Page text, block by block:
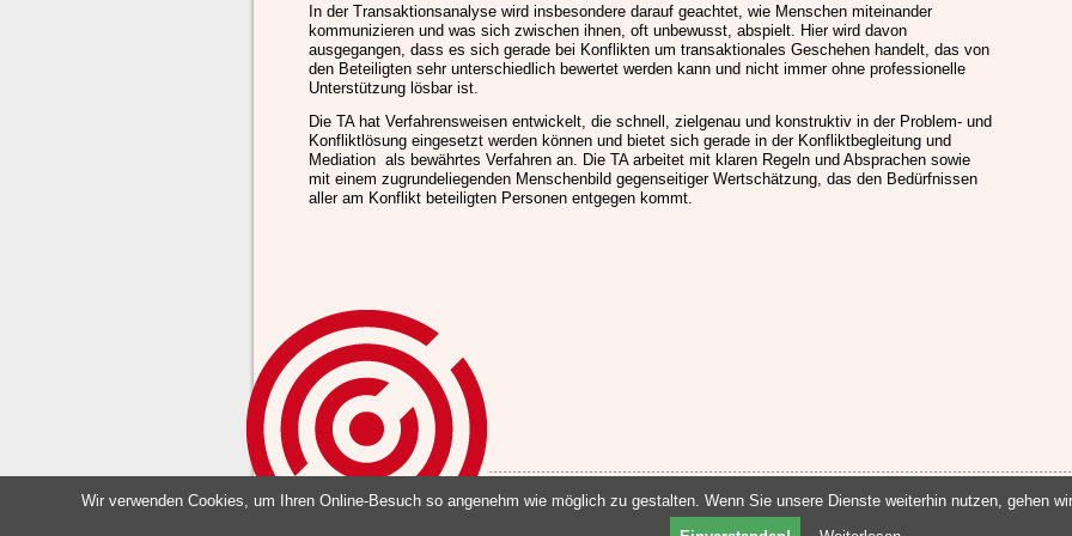
In der Transaktionsanalyse wird insbesondere darauf geachtet, wie Menschen miteinander
kommunizieren und was sich zwischen ihnen, oft unbewusst, abspielt. Hier wird davon
ausgegangen, dass es sich gerade bei Konflikten um transaktionales Geschehen handelt, das von
den Beteiligten sehr unterschiedlich bewertet werden kann und nicht immer ohne professionelle
Unterstützung lösbar ist.
Die TA hat Verfahrensweisen entwickelt, die schnell, zielgenau und konstruktiv in der Problem- und
Konfliktlösung eingesetzt werden können und bietet sich gerade in der Konfliktbegleitung und
Mediation als bewährtes Verfahren an. Die TA arbeitet mit klaren Regeln und Absprachen sowie
mit einem zugrundeliegenden Menschenbild gegenseitiger Wertschätzung, das den Bedürfnissen
aller am Konflikt beteiligten Personen entgegen kommt.
Margarete Wahlbrink // Tel. 02737 591259 //
Wir verwenden Cookies, um Ihren Online-Besuch so angenehm wie möglich zu gestalten. Wenn Sie unsere Dienste weiterhin nutzen, gehen